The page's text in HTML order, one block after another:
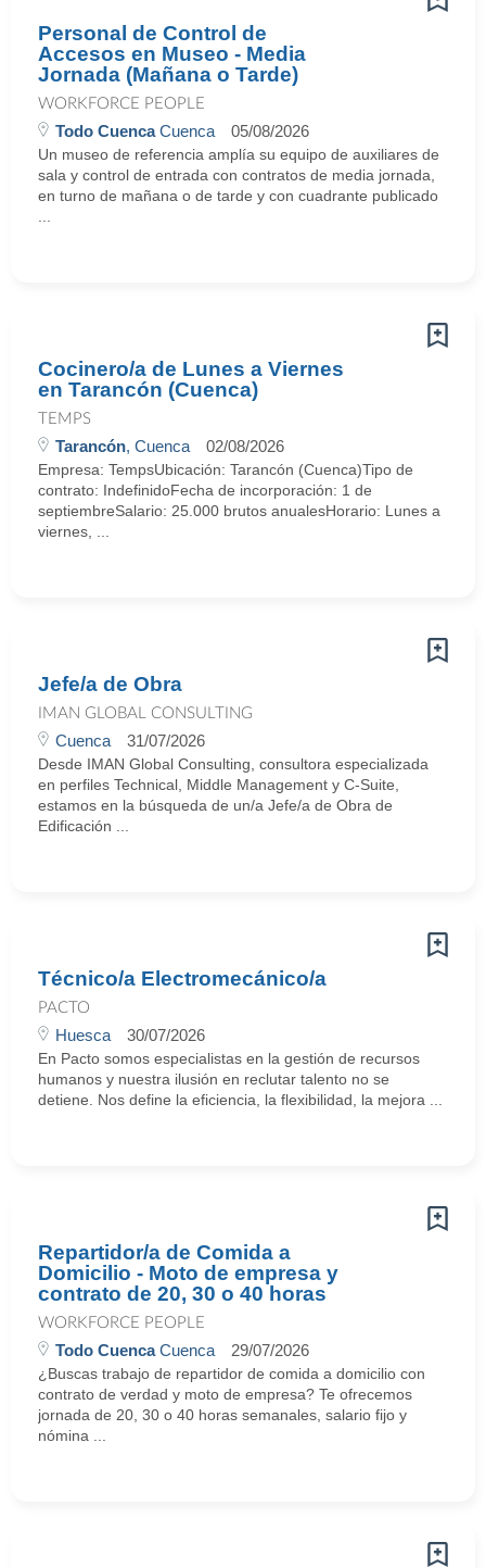
Personal de Control de
Accesos en Museo - Media
Jornada (Mañana o Tarde)
WORKFORCE PEOPLE
Todo CuencaCuenca 05/08/2026
Un museo de referencia amplía su equipo de auxiliares de
sala y control de entrada con contratos de media jornada,
en turno de mañana o de tarde y con cuadrante publicado
Cocinero/a de Lunes a Viernes
en Tarancón (Cuenca)
TEMPS
Tarancón, Cuenca 02/08/2026
Empresa: TempsUbicación: Tarancón (Cuenca)Tipo de
contrato: IndefinidoFecha de incorporación: 1 de
septiembreSalario: 25.000 brutos anualesHorario: Lunes a
viernes, ...
Jefe/a de Obra
IMAN GLOBAL CONSULTING
Cuenca 31/07/2026
Desde IMAN Global Consulting, consultora especializada
en perfiles Technical, Middle Management y C-Suite,
estamos en la búsqueda de un/a Jefe/a de Obra de
Edificación ...
Técnico/a Electromecánico/a
PACTO
Huesca 30/07/2026
En Pacto somos especialistas en la gestión de recursos
humanos y nuestra ilusión en reclutar talento no se
detiene. Nos define la eficiencia, la flexibilidad, la mejora ...
Repartidor/a de Comida a
Domicilio - Moto de empresa y
contrato de 20, 30 o 40 horas
WORKFORCE PEOPLE
Todo CuencaCuenca 29/07/2026
¿Buscas trabajo de repartidor de comida a domicilio con
contrato de verdad y moto de empresa? Te ofrecemos
jornada de 20, 30 o 40 horas semanales, salario fijo y
nómina ...